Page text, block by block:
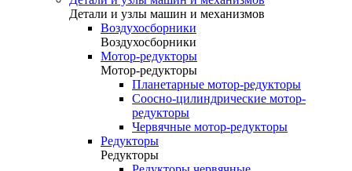
Детали и узлы машин и механизмов
Воздухосборники
Воздухосборники
Мотор-редукторы
Мотор-редукторы
Планетарные мотор-редукторы
Соосно-цилиндрические мотор-
редукторы
Червячные мотор-редукторы
Редукторы
Редукторы